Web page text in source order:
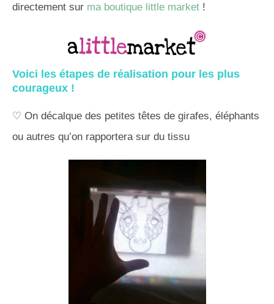
directement sur ma boutique little market !
Voici les étapes de réalisation pour les plus
courageux !
♡ On décalque des petites têtes de girafes, éléphants
ou autres qu’on rapportera sur du tissu